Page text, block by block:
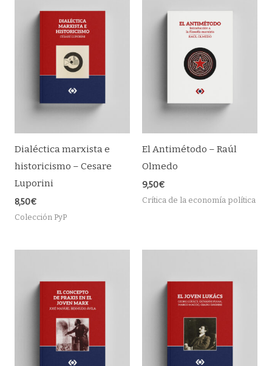
Dialéctica marxista e
historicismo – Cesare
Luporini
8,50€
Colección PyP
El Antimétodo – Raúl
Olmedo
9,50€
Crítica de la economía política